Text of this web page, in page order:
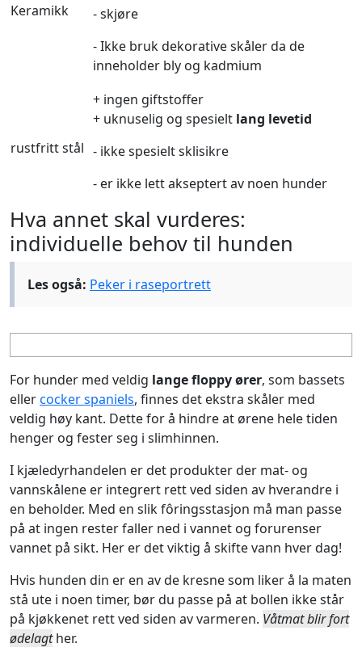
Keramikk
- skjøre
- Ikke bruk dekorative skåler da de
inneholder bly og kadmium
rustfritt stål
+ ingen giftstoffer
+ uknuselig og spesielt lang levetid
- ikke spesielt sklisikre
- er ikke lett akseptert av noen hunder
Hva annet skal vurderes:
individuelle behov til hunden
Les også: Peker i raseportrett
For hunder med veldig lange floppy ører, som bassets
ellercocker spaniels, finnes det ekstra skåler med
veldig høy kant. Dette for å hindre at ørene hele tiden
henger og fester seg i slimhinnen.
I kjæledyrhandelen er det produkter der mat- og
vannskålene er integrert rett ved siden av hverandre i
en beholder. Med en slik fôringsstasjon må man passe
på at ingen rester faller ned i vannet og forurenser
vannet på sikt. Her er det viktig å skifte vann hver dag!
Hvis hunden din er en av de kresne som liker å la maten
stå ute i noen timer, bør du passe på at bollen ikke står
på kjøkkenet rett ved siden av varmeren. Våtmat blir fort
ødelagther.